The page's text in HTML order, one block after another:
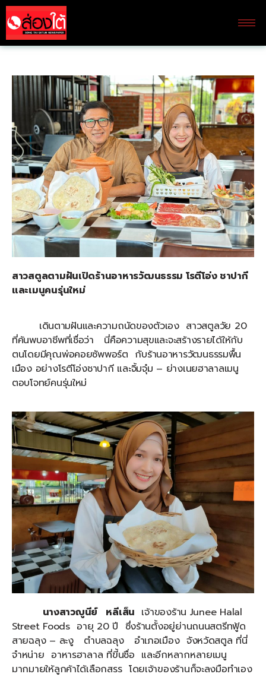
สาวสตูลตามฝันเปิดร้านอาหารวัฒนธรรม โรตีโอ่ง ชาปากี
และเมนูคนรุ่นใหม่
เดินตามฝันและความถนัดของตัวเอง สาวสตูลวัย 20
ที่ค้นพบอาชีพที่เชื่อว่า นี่คือความสุขและจะสร้างรายได้ให้กับ
ตนโดยมีคุณพ่อคอยซัพพอร์ต กับร้านอาหารวัฒนธรรมพื้น
เมือง อย่างโรตีโอ่งชาปากี และจิ้มจุ๋ม – ย่างเนยฮาลาลเมนู
ตอบโจทย์คนรุ่นใหม่
นางสาวญูนีย์ หลีเส็น เจ้าของร้าน Junee Halal
Street Foods อายุ 20 ปี ซึ่งร้านตั้งอยู่ย่านถนนสตรีทฟู้ด
สายฉลุง – ละงู ตำบลฉลุง อำเภอเมือง จังหวัดสตูล ที่นี่
จำหน่าย อาหารฮาลาล ที่ขี้นชื่อ และอีกหลากหลายเมนู
มากมายให้ลูกค้าได้เลือกสรร โดยเจ้าของร้านก็จะลงมือทำเอง